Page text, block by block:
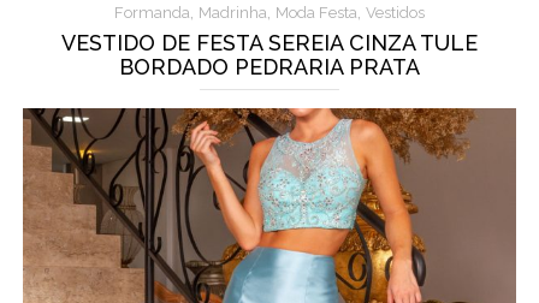
Formanda, Madrinha, Moda Festa, Vestidos
VESTIDO DE FESTA SEREIA CINZA TULE
BORDADO PEDRARIA PRATA